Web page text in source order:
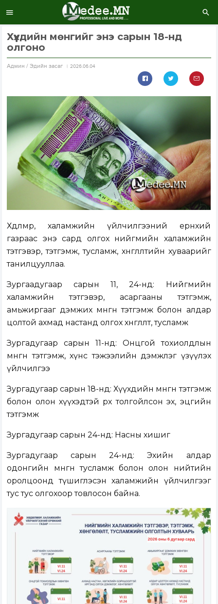
Хүүхдийн мөнгийг энэ сарын 18-нд
олгоно
Aдмин / Эдийн засаг 2026.06.04
Хөдөлмөр, халамжийн үйлчилгээний ерөнхий
газраас энэ сард олгох нийгмийн халамжийн
тэтгэвэр, тэтгэмж, тусламж, хөнгөлөлтийн хуваарийг
танилцууллаа.
Зургаадугаар сарын 11, 24-нд: Нийгмийн
халамжийн тэтгэвэр, асаргааны тэтгэмж,
амьжиргааг дэмжих мөнгөн тэтгэмж болон алдар
цолтой ахмад настанд олгох хөнгөлөлт, тусламж
Зургадугаар сарын 11-нд: Онцгой тохиолдлын
мөнгөн тэтгэмж, хүнс тэжээлийн дэмжлэг үзүүлэх
үйлчилгээ
Зургадугаар сарын 18-нд: Хүүхдийн мөнгөн тэтгэмж
болон олон хүүхэдтэй өрх толгойлсон эх, эцгийн
тэтгэмж
Зургадугаар сарын 24-нд: Насны хишиг
Зургадугаар сарын 24-нд: Эхийн алдар
одонгийн мөнгөн тусламж болон олон нийтийн
оролцоонд түшиглэсэн халамжийн үйлчилгээг
тус тус олгохоор товлосон байна.